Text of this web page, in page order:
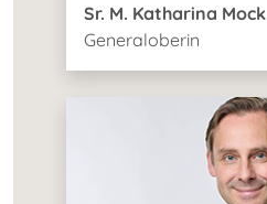
Sr. M. Katharina Mock
Generaloberin